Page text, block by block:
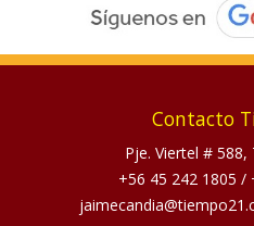
Contacto
Pje. Viertel # 588,
+56 45 242 1805 /